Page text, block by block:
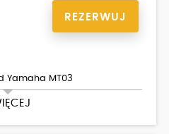
REZERWUJ
Yamaha MT03